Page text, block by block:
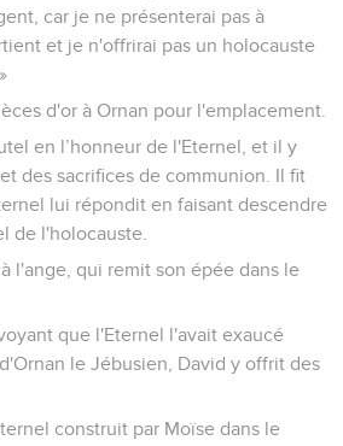
car je ne présenterai pas à
et je n'offrirai pas un holocauste
d'or à Ornan pour l'emplacement.
en l’honneur de l'Eternel, et il y
des sacrifices de communion. Il fit
lui répondit en faisant descendre
de l'holocauste.
l'ange, qui remit son épée dans le
que l'Eternel l'avait exaucé
le Jébusien, David y offrit des
construit par Moïse dans le